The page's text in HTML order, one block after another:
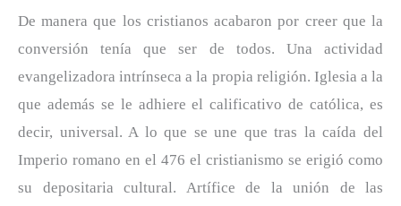
De manera que los cristianos acabaron por creer que la
conversión tenía que ser de todos. Una actividad
evangelizadora intrínseca a la propia religión. Iglesia a la
que además se le adhiere el calificativo de católica, es
decir, universal. A lo que se une que tras la caída del
Imperio romano en el 476 el cristianismo se erigió como
su depositaria cultural. Artífice de la unión de las